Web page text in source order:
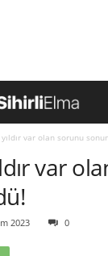
var olan sorunu
var
2023 0